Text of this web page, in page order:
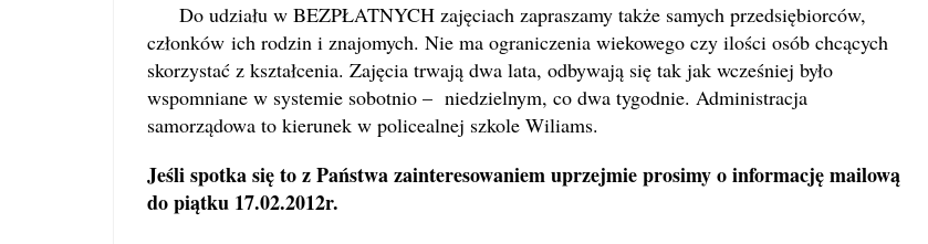
Do udziału w BEZPŁATNYCH zajęciach zapraszamy także samych przedsiębiorców,
członków ich rodzin i znajomych. Nie ma ograniczenia wiekowego czy ilości osób chcących
skorzystać z kształcenia. Zajęcia trwają dwa lata, odbywają się tak jak wcześniej było
wspomniane w systemie sobotnio – niedzielnym, co dwa tygodnie. Administracja
samorządowa to kierunek w policealnej szkole Wiliams.
Jeśli spotka się to z Państwa zainteresowaniem uprzejmie prosimy o informację mailową
do piątku 17.02.2012r.